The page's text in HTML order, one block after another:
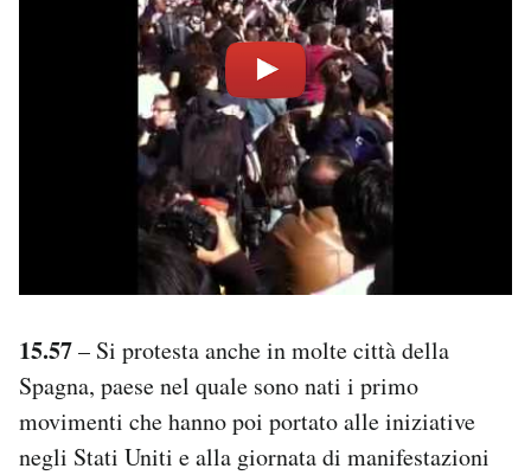
15.57– Si protesta anche in molte città della
Spagna, paese nel quale sono nati i primo
movimenti che hanno poi portato alle iniziative
negli Stati Uniti e alla giornata di manifestazioni